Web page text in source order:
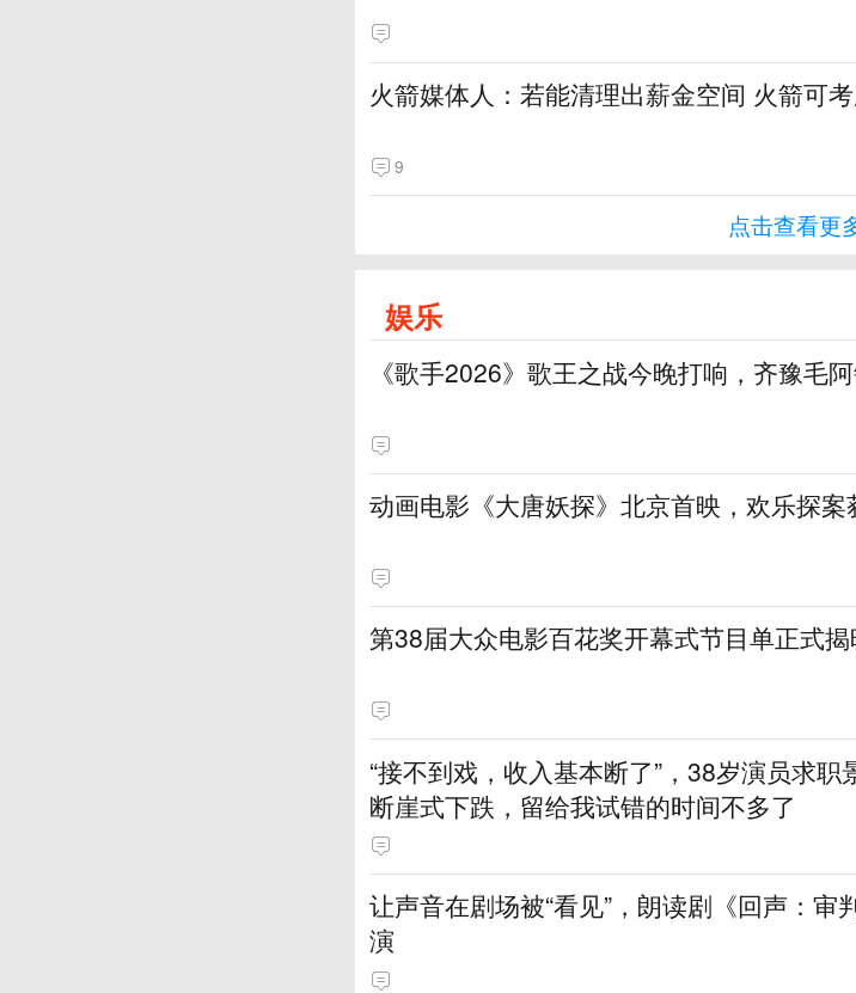
火箭媒体人：若能清理出薪金空间 火箭可
9
点击查看更
娱乐
《歌手2026》歌王之战今晚打响，齐豫毛
动画电影《大唐妖探》北京首映，欢乐探
第38届大众电影百花奖开幕式节目单正式
“接不到戏，收入基本断了”，38岁演员求职
断崖式下跌，留给我试错的时间不多了
让声音在剧场被“看见”，朗读剧《回声：审
演